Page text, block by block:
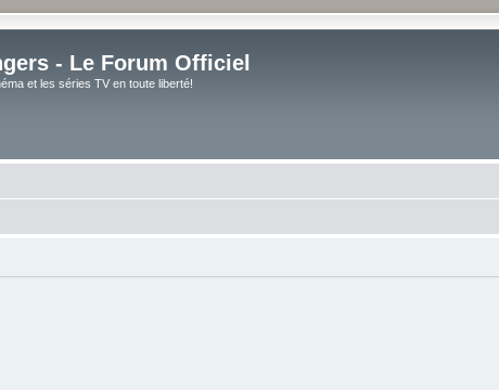
- Le Forum Officiel
et les séries TV en toute liberté!